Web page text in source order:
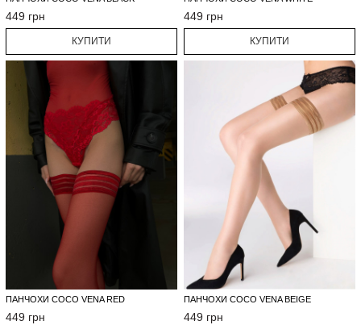
449 грн
КУПИТИ
449 грн
КУПИТИ
ПАНЧОХИ COCO VENA RED
449 грн
ПАНЧОХИ COCO VENA BEIGE
449 грн